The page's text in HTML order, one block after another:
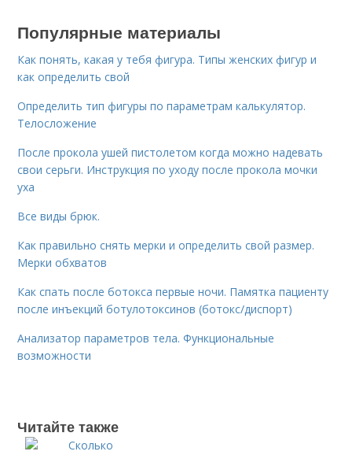
Популярные материалы
Как понять, какая у тебя фигура. Типы женских фигур и
как определить свой
Определить тип фигуры по параметрам калькулятор.
Телосложение
После прокола ушей пистолетом когда можно надевать
свои серьги. Инструкция по уходу после прокола мочки
уха
Все виды брюк.
Как правильно снять мерки и определить свой размер.
Мерки обхватов
Как спать после ботокса первые ночи. Памятка пациенту
после инъекций ботулотоксинов (ботокс/диспорт)
Анализатор параметров тела. Функциональные
возможности
Читайте также